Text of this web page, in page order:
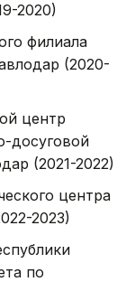
2020)
филиала
(2020-
центр
досуговой
(2021-2022)
центра
2023)
по